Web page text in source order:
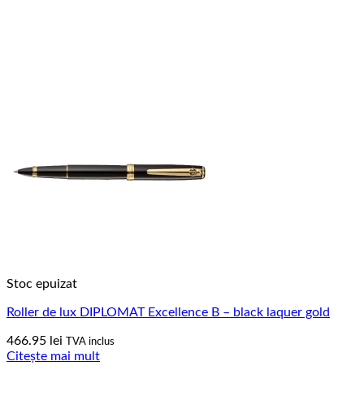
Stoc epuizat
Roller de lux DIPLOMAT Excellence B – black laquer gold
466.95 lei TVA inclus
Citește mai mult